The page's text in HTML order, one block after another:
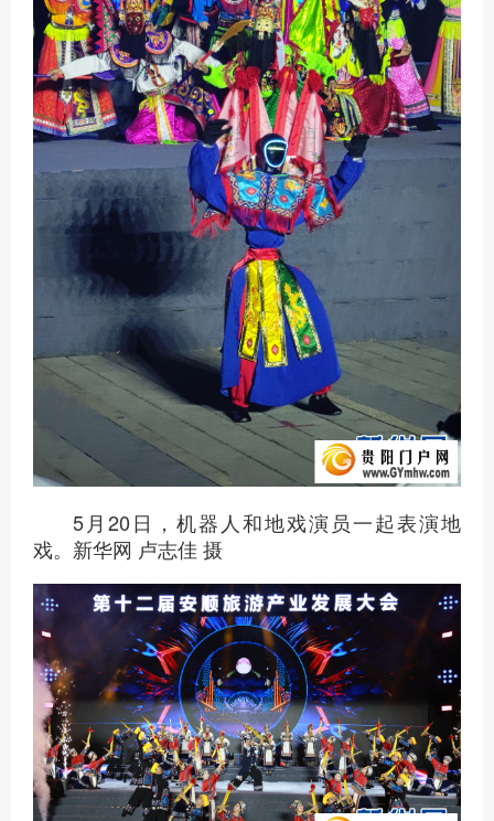
5月20日，机器人和地戏演员一起表演地
戏。新华网 卢志佳 摄